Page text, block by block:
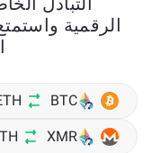
الرقمية
BTC
XMR